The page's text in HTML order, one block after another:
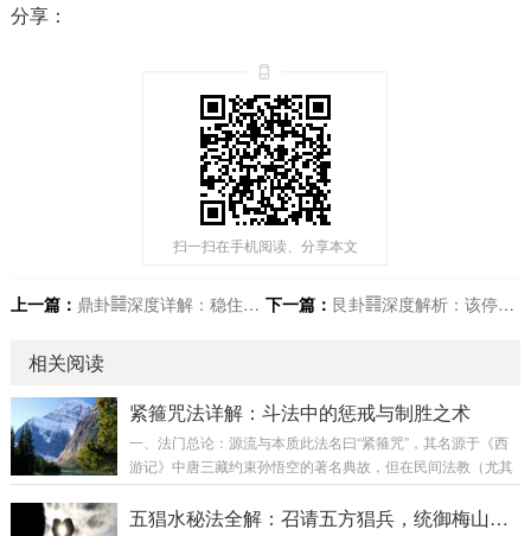
分享：
扫一扫在手机阅读、分享本文
上一篇： 鼎卦䷯深度详解：稳住，别浪——才能炖好一锅汤 下一篇： 艮卦䷳深度解析：该停就停，急刹车不丢人
相关阅读
紧箍咒法详解：斗法中的惩戒与制胜之术
一、法门总论：源流与本质此法名曰“紧箍咒”，其名源于《西
游记》中唐三藏约束孙悟空的著名典故，但在民间法教（尤其
是茅山、梅山、鲁班法等体系）中，已演变为一种专门用于 克
制、惩戒敌对邪师或施法害人者 的攻击性法术。核心本质：此
五猖水秘法全解：召请五方猖兵，统御梅山兵马